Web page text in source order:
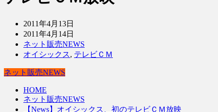
2011年4月13日
2011年4月14日
ネット販売NEWS
オイシックス, テレビＣＭ
ネット販売NEWS
HOME
ネット販売NEWS
【News】オイシックス、初のテレビＣＭ放映